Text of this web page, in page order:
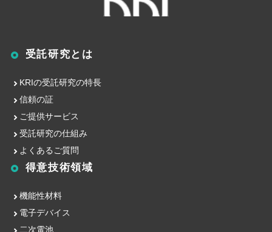
受託研究とは
KRIの受託研究の特長
信頼の証
ご提供サービス
受託研究の仕組み
よくあるご質問
得意技術領域
機能性材料
電子デバイス
二次電池